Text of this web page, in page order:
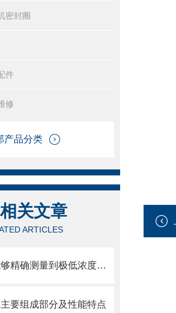
密封圈
件
修
产品分类
相关文章
ARTICLES
流式细胞仪能够精确测量到极低浓度的标记物
要组成部分及性能特点